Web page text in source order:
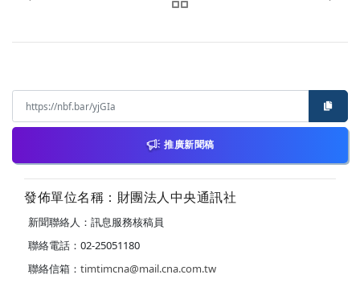
推廣新聞稿
發佈單位名稱：財團法人中央通訊社
新聞聯絡人：訊息服務核稿員
聯絡電話：02-25051180
聯絡信箱： timtimcna@mail.cna.com.tw